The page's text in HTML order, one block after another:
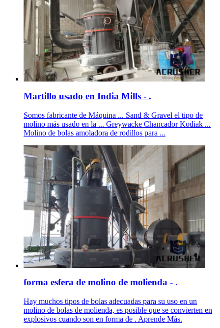
Martillo usado en India Mills - .
Somos fabricante de Máquina ... Sand & Gravel el tipo de
molino más usado en la ... Greywacke Chancador Kodiak ...
Molino de bolas amoladora de rodillos para ...
forma esfera de molino de molienda - .
Hay muchos tipos de bolas adecuadas para su uso en un
molino de bolas de molienda, es posible que se convierten en
explosivos cuando son en forma de . Aprende Más.